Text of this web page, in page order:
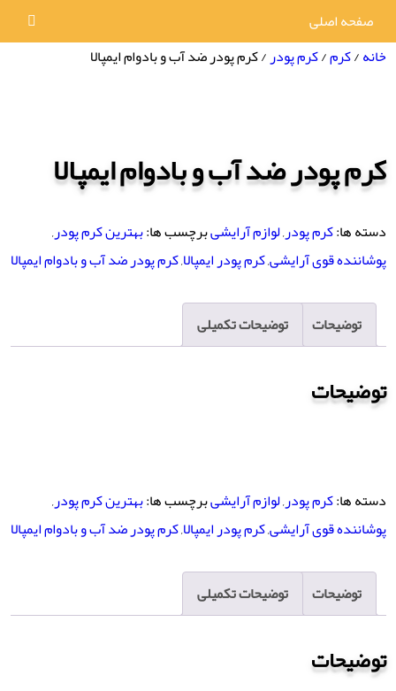
صفحه اصلی
خانه/کرم/کرم پودر/ کرم پودر ضد آب و بادوام ایمپالا
کرم پودر ضد آب و بادوام ایمپالا
دسته ها:کرم پودر,لوازم آرایشیبرچسب ها:بهترین کرم پودر,
پوشاننده قوی آرایشی,کرم پودر ایمپالا,کرم پودر ضد آب و بادوام ایمپالا
توضیحات توضیحات تکمیلی
توضیحات
دسته ها:کرم پودر,لوازم آرایشیبرچسب ها:بهترین کرم پودر,
پوشاننده قوی آرایشی,کرم پودر ایمپالا,کرم پودر ضد آب و بادوام ایمپالا
توضیحات توضیحات تکمیلی
توضیحات